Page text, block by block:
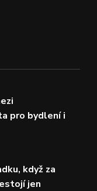
pro bydlení i
když za
jen